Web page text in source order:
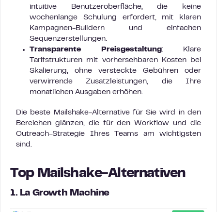
intuitive Benutzeroberfläche, die keine
wochenlange Schulung erfordert, mit klaren
Kampagnen-Buildern und einfachen
Sequenzerstellungen.
Transparente Preisgestaltung: Klare
Tarifstrukturen mit vorhersehbaren Kosten bei
Skalierung, ohne versteckte Gebühren oder
verwirrende Zusatzleistungen, die Ihre
monatlichen Ausgaben erhöhen.
Die beste Mailshake-Alternative für Sie wird in den
Bereichen glänzen, die für den Workflow und die
Outreach-Strategie Ihres Teams am wichtigsten
sind.
Top Mailshake-Alternativen
1. La Growth Machine